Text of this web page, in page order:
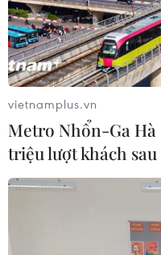
vietnamplus.vn
Metro Nhổn-Ga Hà
triệu lượt khách